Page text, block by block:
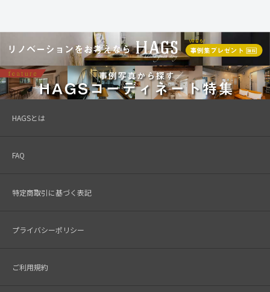
HAGSとは
FAQ
特定商取引に基づく表記
プライバシーポリシー
ご利用規約